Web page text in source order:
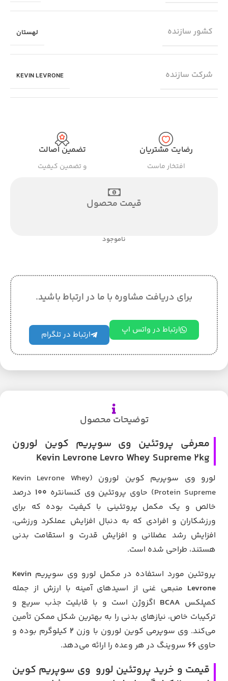
کشور سازنده لهستان
شرکت سازنده KEVIN LEVRONE
رضایت مشتریان
افتخار ماست
تضمین اصالت
و تضمین کیفیت
قیمت محصول
ناموجود
برای دریافت مشاوره با ما در ارتباط باشید.
ارتباط در واتس اپ ارتباط در تلگرام
توضیحات محصول
معرفی پروتئین وی سوپریم کوین لورون
Kevin Levrone Levro Whey Supreme 2kg
لورو وی سوپریم کوین لورون (Kevin Levrone Whey
Protein Supreme) حاوی پروتئین وی کنسانتره
100 درصد
خالص و یک مکمل پروتئینی با کیفیت بوده که برای
ورزشکاران و افرادی که به دنبال افزایش عملکرد ورزشی،
افزایش رشد عضلانی و افزایش قدرت و استقامت بدنی
هستند، طراحی شده است.
پروتئین مورد استفاده در مکمل لورو وی سوپریم Kevin
Levrone منبعی غنی از اسیدهای آمینه با ارزش از جمله
کمپلکس BCAA اگزوژن است و با قابلیت جذب سریع و
ترکیبات خاص، نیازهای بدنی را به بهترین شکل ممکن تأمین
می‌کند. وی سوپرمی کوین لورون با وزن 2 کیلوگرم بوده و
حاوی 66 سروینگ در هر وعده را ارائه می‌دهد.
قیمت و خرید پروتئین لورو وی سوپریم کوین